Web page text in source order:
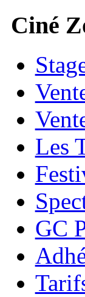
Ciné
Les
GC